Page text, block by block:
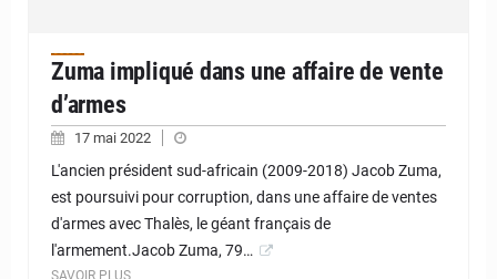
Zuma impliqué dans une affaire de vente
d’armes
17 mai 2022
L'ancien président sud-africain (2009-2018) Jacob Zuma,
est poursuivi pour corruption, dans une affaire de ventes
d'armes avec Thalès, le géant français de
l'armement.Jacob Zuma, 79…
SAVOIR PLUS